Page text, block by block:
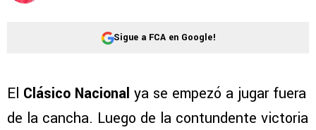
Sigue a FCA en Google!
El Clásico Nacional ya se empezó a jugar fuera
de la cancha. Luego de la contundente victoria